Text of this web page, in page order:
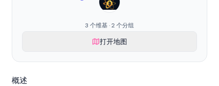
3 个维基 · 2 个分组
打开地图
概述